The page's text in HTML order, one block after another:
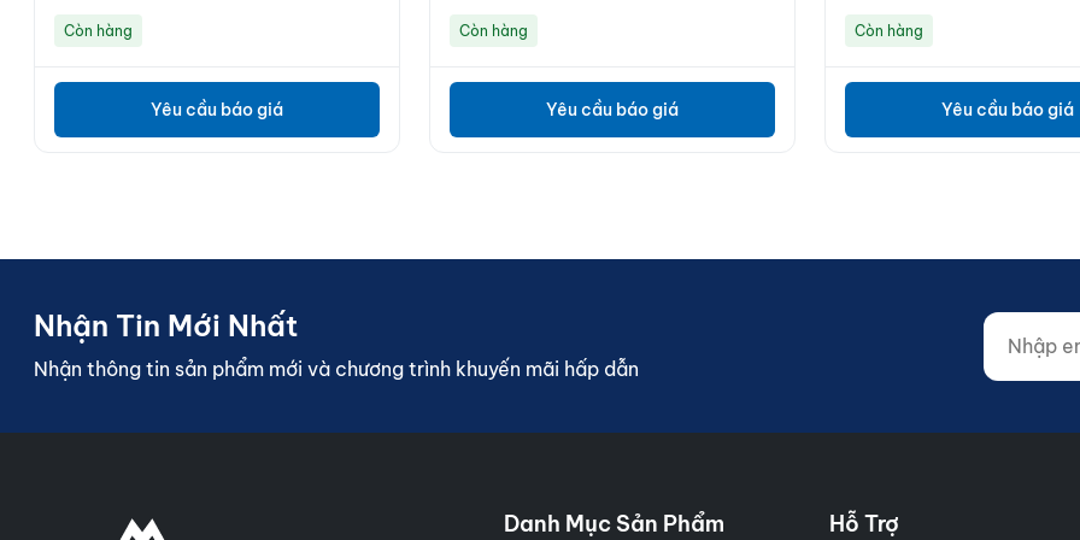
Còn hàng
Yêu cầu báo giá
Còn hàng
Yêu cầu báo giá
Còn hàng
Yêu cầu báo giá
Nhận Tin Mới Nhất
Nhận thông tin sản phẩm mới và chương trình khuyến mãi hấp dẫn
Nhập
Website
Danh Mục Sản Phẩm Hỗ Trợ